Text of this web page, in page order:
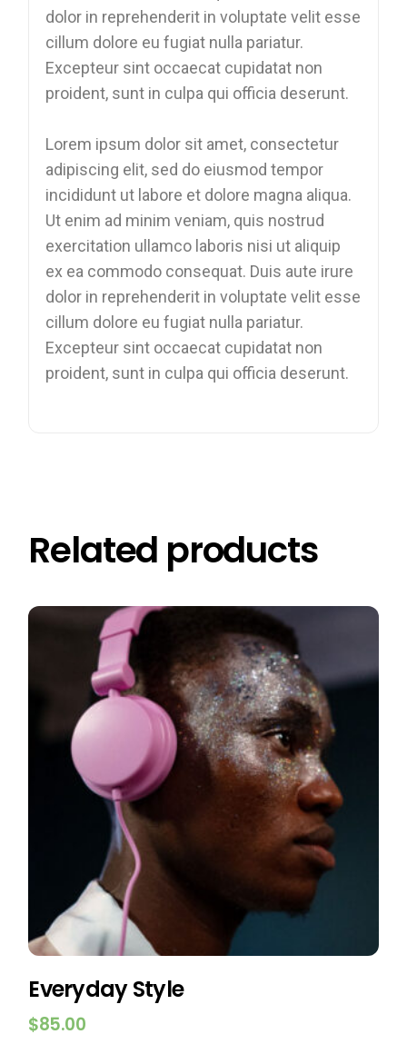
dolor in reprehenderit in voluptate velit esse
cillum dolore eu fugiat nulla pariatur.
Excepteur sint occaecat cupidatat non
proident, sunt in culpa qui officia deserunt.
Lorem ipsum dolor sit amet, consectetur
adipiscing elit, sed do eiusmod tempor
incididunt ut labore et dolore magna aliqua.
Ut enim ad minim veniam, quis nostrud
exercitation ullamco laboris nisi ut aliquip
ex ea commodo consequat. Duis aute irure
dolor in reprehenderit in voluptate velit esse
cillum dolore eu fugiat nulla pariatur.
Excepteur sint occaecat cupidatat non
proident, sunt in culpa qui officia deserunt.
Related products
Everyday Style
$85.00